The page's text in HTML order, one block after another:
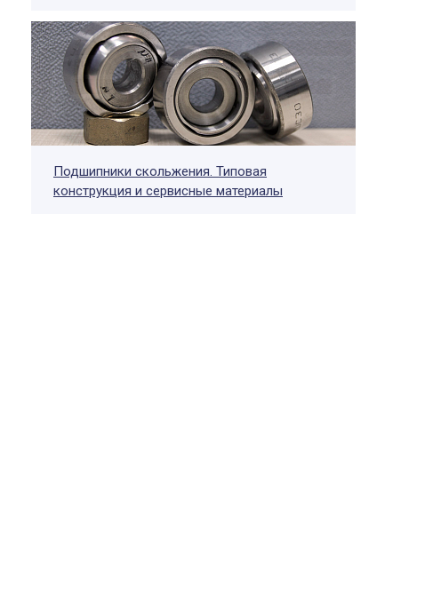
Подшипники скольжения. Типовая
конструкция и сервисные материалы